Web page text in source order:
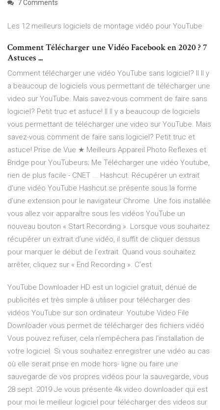
7 Comments
Les 12 meilleurs logiciels de montage vidéo pour YouTube
Comment Télécharger une Vidéo Facebook en 2020 ? 7
Astuces ...
Comment télécharger une vidéo YouTube sans logiciel? ll Il y
a beaucoup de logiciels vous permettant de télécharger une
video sur YouTube. Mais savez-vous comment de faire sans
logiciel? Petit truc et astuce! ll Il y a beaucoup de logiciels
vous permettant de télécharger une video sur YouTube. Mais
savez-vous comment de faire sans logiciel? Petit truc et
astuce! Prise de Vue ★ Meilleurs Appareil Photo Reflexes et
Bridge pour YouTubeurs; Me Télécharger une vidéo Youtube,
rien de plus facile - CNET ... Hashcut. Récupérer un extrait
d'une vidéo YouTube Hashcut se présente sous la forme
d’une extension pour le navigateur Chrome. Une fois installée
vous allez voir apparaître sous les vidéos YouTube un
nouveau bouton « Start Recording ». Lorsque vous souhaitez
récupérer un extrait d’une vidéo, il suffit de cliquer dessus
pour marquer le début de l’extrait. Quand vous souhaitez
arrêter, cliquez sur « End Recording ». C’est
YouTube Downloader HD est un logiciel gratuit, dénué de
publicités et très simple à utiliser pour télécharger des
vidéos YouTube sur son ordinateur. Youtube Video File
Downloader vous permet de télécharger des fichiers vidéo
Vous pouvez refuser, cela n'empêchera pas l'installation de
votre logiciel. Si vous souhaitez enregistrer une vidéo au cas
où elle serait prise en mode hors- ligne ou faire une
sauvegarde de vos propres vidéos pour la sauvegarde, vous
28 sept. 2019 Je vous présente 4k video downloader qui est
pour moi le meilleur logiciel pour télécharger des videos sur